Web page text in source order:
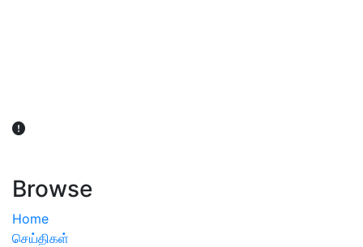
Browse
Home
செய்திகள்